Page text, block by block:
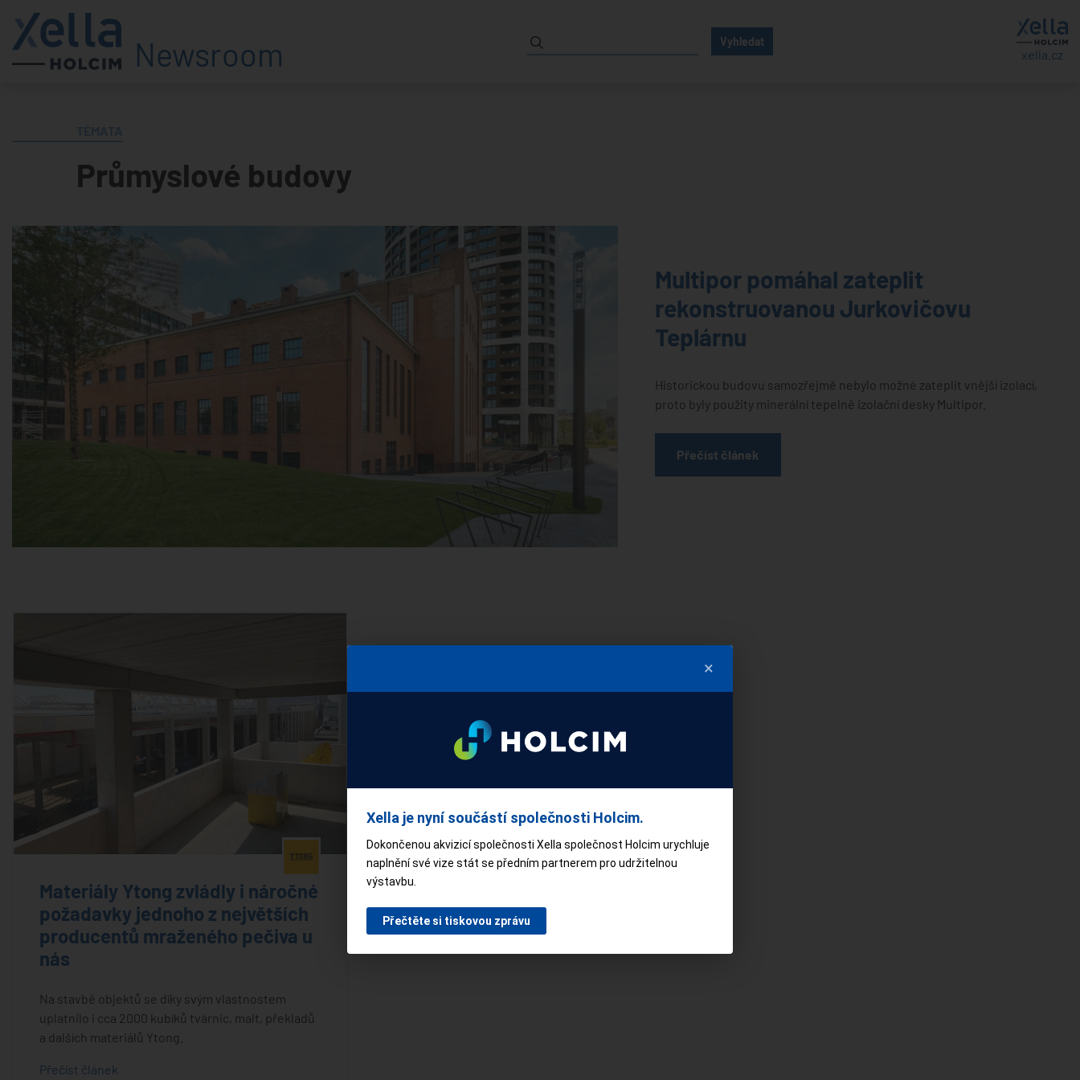
Newsroom xella.cz
Průmyslové budovy
Multipor pomáhal zateplit
rekonstruovanou Jurkovičovu
Teplárnu
Historickou budovu samozřejmě nebylo možné zateplit vnější izolací,
proto byly použity minerální tepelně izolační desky Multipor.
Přečíst článek
Materiály Ytong zvládly i náročné
požadavky jednoho z největších
producentů mraženého pečiva u
nás
Na stavbě objektů se díky svým vlastnostem
uplatnilo i cca 2000 kubíků tvárnic, malt, překladů
a dalších materiálů Ytong.
Přečíst článek
×
Xella je nyní součástí společnosti Holcim.
Dokončenou akvizicí společnosti Xella společnost Holcim urychluje
naplnění své vize stát se předním partnerem pro udržitelnou
výstavbu.
Přečtěte si tiskovou zprávu